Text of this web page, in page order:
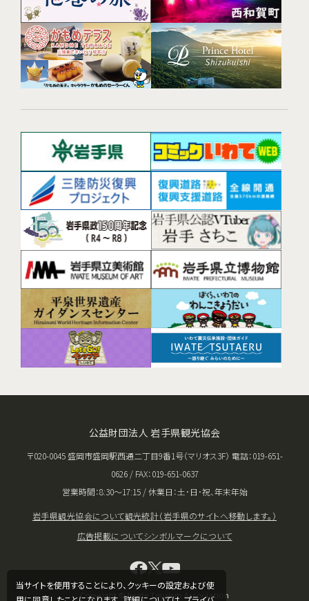
当サイトを使用することにより、クッキーの設定および使
公益財団法人 岩手県観光協会
〒020-0045 盛岡市盛岡駅西通二丁目9番1号（マリオス3F） 電話：019-651-
0626 / FAX：019-651-0637
営業時間：8:30〜17:15 / 休業日：土･日･祝、年末年始
岩手県観光協会について観光統計（岩手県のサイトへ移動します。）
広告掲載についてシンボルマークについて
Copyright © Iwate Tourism Association